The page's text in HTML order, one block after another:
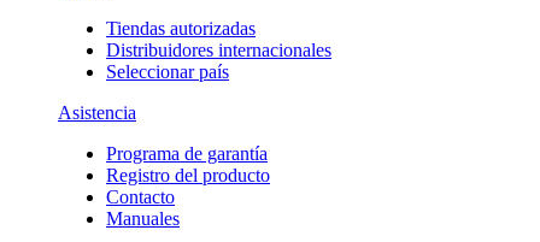
Tiendas autorizadas
Distribuidores internacionales
Seleccionar país
Asistencia
Programa de garantía
Registro del producto
Contacto
Manuales